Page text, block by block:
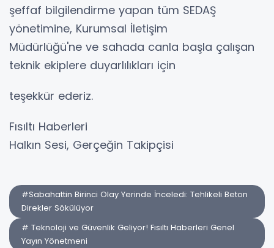
şeffaf bilgilendirme yapan tüm SEDAŞ
yönetimine, Kurumsal İletişim
Müdürlüğü'ne ve sahada canla başla çalışan
teknik ekiplere duyarlılıkları için
teşekkür ederiz.
Fısıltı Haberleri
Halkın Sesi, Gerçeğin Takipçisi
#Sabahattin Birinci Olay Yerinde İnceledi: Tehlikeli Beton
Direkler Sökülüyor
# Teknoloji ve Güvenlik Geliyor! Fısıltı Haberleri Genel
Yayın Yönetmeni